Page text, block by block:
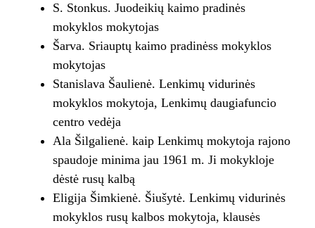
S. Stonkus. Juodeikių kaimo pradinės
mokyklos mokytojas
Šarva. Sriauptų kaimo pradinėss mokyklos
mokytojas
Stanislava Šaulienė. Lenkimų vidurinės
mokyklos mokytoja, Lenkimų daugiafuncio
centro vedėja
Ala Šilgalienė. kaip Lenkimų mokytoja rajono
spaudoje minima jau 1961 m. Ji mokykloje
dėstė rusų kalbą
Eligija Šimkienė. Šiušytė. Lenkimų vidurinės
mokyklos rusų kalbos mokytoja, klausės